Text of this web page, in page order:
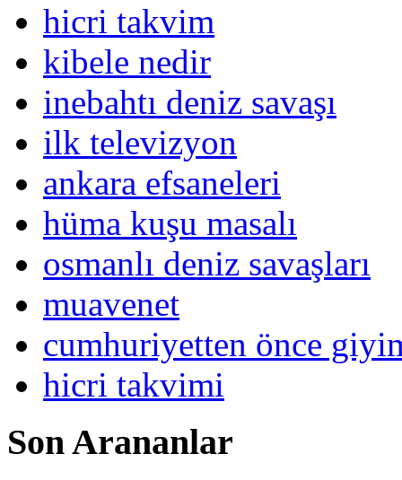
hicri takvim
kibele nedir
inebahtı deniz savaşı
ilk televizyon
ankara efsaneleri
hüma kuşu masalı
osmanlı deniz savaşları
muavenet
cumhuriyetten önce
hicri takvimi
Son Arananlar